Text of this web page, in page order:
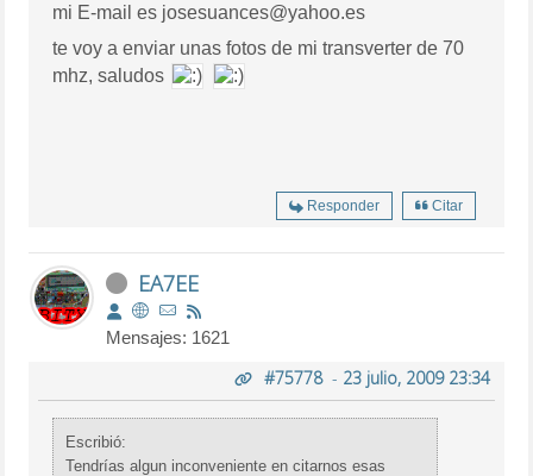
mi E-mail es josesuances@yahoo.es
te voy a enviar unas fotos de mi transverter de 70
mhz, saludos
Responder Citar
EA7EE
Mensajes: 1621
#75778- 23 julio, 2009 23:34
Escribió:
Tendrías algun inconveniente en citarnos esas